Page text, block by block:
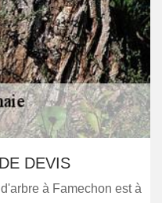
DEVIS
à Famechon est à